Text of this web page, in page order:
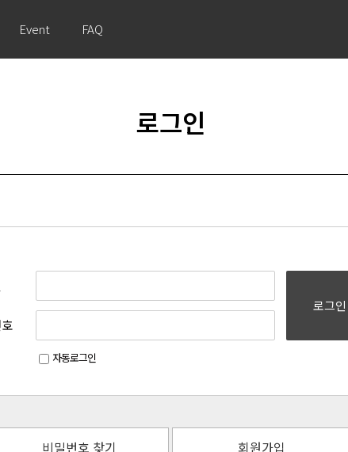
Event FAQ
로그인
자동로그인
로그인
비밀번호 찾기 회원가입